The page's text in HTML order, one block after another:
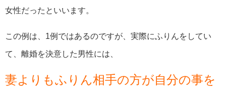
女性だったといいます。
この例は、1例ではあるのですが、実際にふりんをしてい
て、離婚を決意した男性には、
妻よりもふりん相手の方が自分の事を